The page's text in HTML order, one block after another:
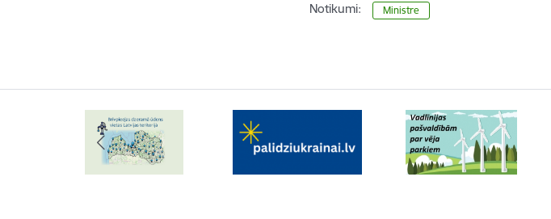
Notikumi: Ministre